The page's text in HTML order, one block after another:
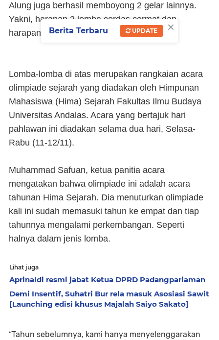
Alung juga berhasil memboyong 2 gelar lainnya.
Yakni, harapan 2 lomba cerdas cermat dan
harapan 2 penulis potensial pada LKTI.
Lomba-lomba di atas merupakan rangkaian acara
olimpiade sejarah yang diadakan oleh Himpunan
Mahasiswa (Hima) Sejarah Fakultas Ilmu Budaya
Universitas Andalas. Acara yang bertajuk hari
pahlawan ini diadakan selama dua hari, Selasa-
Rabu (11-12/11).
Muhammad Safuan, ketua panitia acara
mengatakan bahwa olimpiade ini adalah acara
tahunan Hima Sejarah. Dia menuturkan olimpiade
kali ini sudah memasuki tahun ke empat dan tiap
tahunnya mengalami perkembangan. Seperti
halnya dalam jenis lomba.
Lihat juga
Aprinaldi resmi jabat Ketua DPRD Padangpariaman
Demi Insentif, Suhatri Bur rela masuk Asosiasi Sawit
[Launching edisi khusus Majalah Saiyo Sakato]
“Tahun sebelumnya, kami hanya menyelenggarakan
×
Berita Terbaru UPDATE